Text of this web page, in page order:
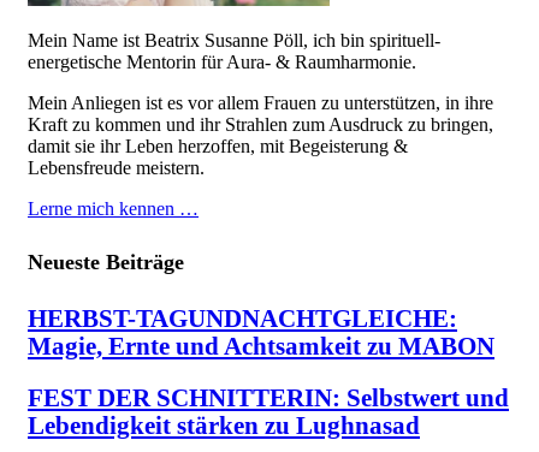
Mein Name ist Beatrix Susanne Pöll, ich bin spirituell-
energetische Mentorin für Aura- & Raumharmonie.
Mein Anliegen ist es vor allem Frauen zu unterstützen, in ihre
Kraft zu kommen und ihr Strahlen zum Ausdruck zu bringen,
damit sie ihr Leben herzoffen, mit Begeisterung &
Lebensfreude meistern.
Lerne mich kennen …
Neueste Beiträge
HERBST-TAGUNDNACHTGLEICHE:
Magie, Ernte und Achtsamkeit zu MABON
FEST DER SCHNITTERIN: Selbstwert und
Lebendigkeit stärken zu Lughnasad